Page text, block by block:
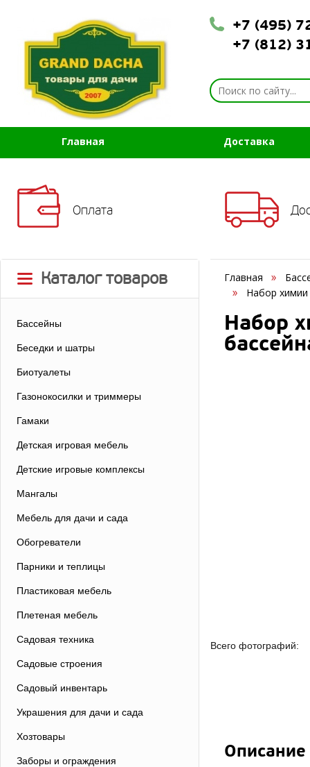
+7 (495)
+7 (812)
Главная Доставка
Оплата
Каталог товаров
Бассейны
Беседки и шатры
Биотуалеты
Газонокосилки и триммеры
Гамаки
Детская игровая мебель
Детские игровые комплексы
Мангалы
Мебель для дачи и сада
Обогреватели
Парники и теплицы
Пластиковая мебель
Плетеная мебель
Садовая техника
Садовые строения
Садовый инвентарь
Украшения для дачи и сада
Хозтовары
Заборы и ограждения
Главная
Набор
Набор
Всего фотографий:
Описание